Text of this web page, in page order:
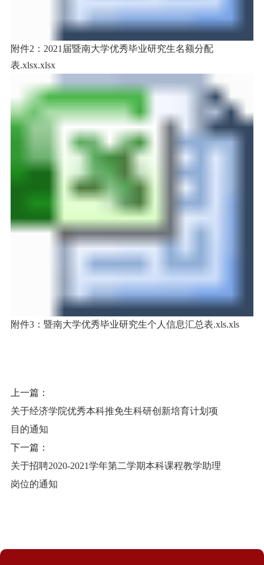
附件2：2021届暨南大学优秀毕业研究生名额分配
表.xlsx.xlsx
附件3：暨南大学优秀毕业研究生个人信息汇总表.xls.xls
上一篇：
关于经济学院优秀本科推免生科研创新培育计划项
目的通知
下一篇：
关于招聘2020-2021学年第二学期本科课程教学助理
岗位的通知